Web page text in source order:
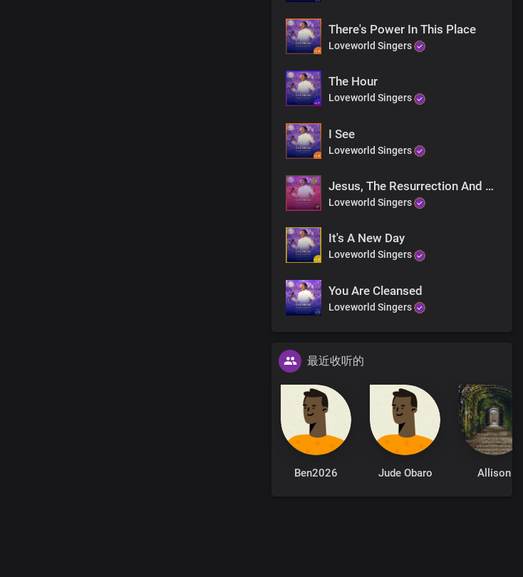
There's Power In This Place
Loveworld Singers
The Hour
Loveworld Singers
I See
Loveworld Singers
Jesus, The Resurrection And The Life
Loveworld Singers
It's A New Day
Loveworld Singers
You Are Cleansed
Loveworld Singers
最近收听的
Ben2026 Jude Obaro Allison